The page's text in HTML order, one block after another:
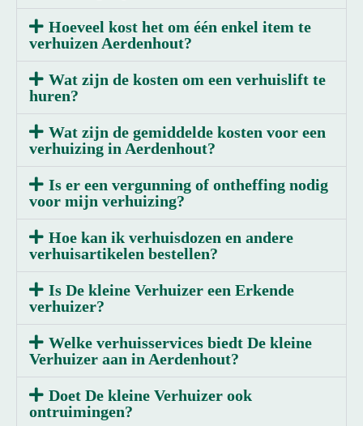
Hoeveel kost het om één enkel item te
verhuizen Aerdenhout?
Wat zijn de kosten om een verhuislift te
huren?
Wat zijn de gemiddelde kosten voor een
verhuizing in Aerdenhout?
Is er een vergunning of ontheffing nodig
voor mijn verhuizing?
Hoe kan ik verhuisdozen en andere
verhuisartikelen bestellen?
Is De kleine Verhuizer een Erkende
verhuizer?
Welke verhuisservices biedt De kleine
Verhuizer aan in Aerdenhout?
Doet De kleine Verhuizer ook
ontruimingen?